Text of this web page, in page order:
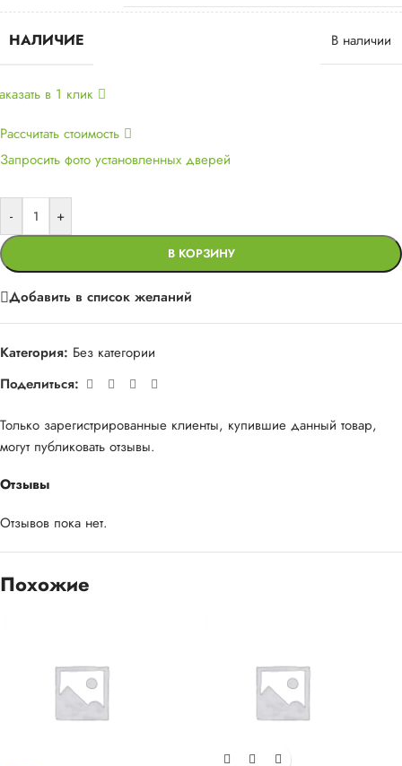
НАЛИЧИЕ В наличии
в 1 клик
Рассчитать стоимость
Запросить фото установленных дверей
- +
В КОРЗИНУ
Добавить в список желаний
Категория: Без категории
Поделиться:
Отзывы
Отзывов пока нет.
Только зарегистрированные клиенты, купившие данный товар,
могут публиковать отзывы.
Похожие